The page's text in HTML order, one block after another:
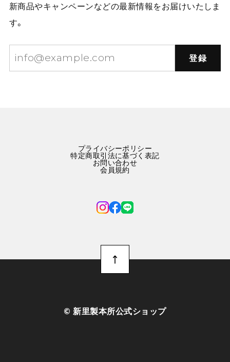
新商品やキャンペーンなどの最新情報をお届けいたしま
す。
登録
プライバシーポリシー
特定商取引法に基づく表記
お問い合わせ
会員規約
©︎ 新里製本所公式ショップ